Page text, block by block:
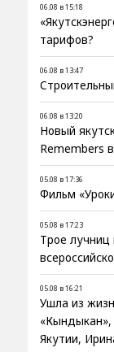
06.08 в 15:18
тарифов?
06.08 в 13:47
06.08 в 13:20
Новый
Remembers
05.08 в 17:36
Фильм
05.08 в 17:23
Трое лучниц
05.08 в 16:21
Ушла из
Якутии,